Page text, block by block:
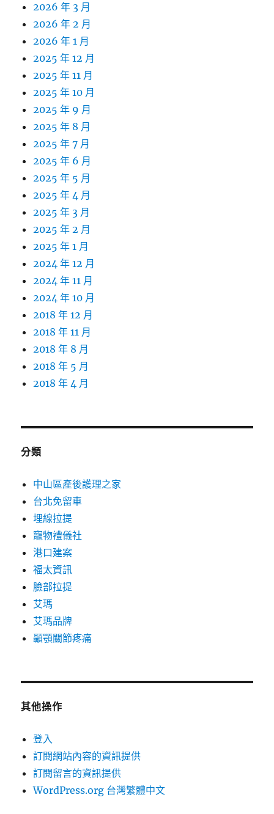
2026 年 3 月
2026 年 2 月
2026 年 1 月
2025 年 12 月
2025 年 11 月
2025 年 10 月
2025 年 9 月
2025 年 8 月
2025 年 7 月
2025 年 6 月
2025 年 5 月
2025 年 4 月
2025 年 3 月
2025 年 2 月
2025 年 1 月
2024 年 12 月
2024 年 11 月
2024 年 10 月
2018 年 12 月
2018 年 11 月
2018 年 8 月
2018 年 5 月
2018 年 4 月
分類
中山區產後護理之家
台北免留車
埋線拉提
寵物禮儀社
港口建案
福太資訊
臉部拉提
艾瑪
艾瑪品牌
顳顎關節疼痛
其他操作
登入
訂閱網站內容的資訊提供
訂閱留言的資訊提供
WordPress.org 台灣繁體中文